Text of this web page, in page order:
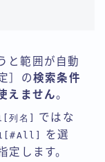
と範囲が自動
］の検索条件
えません。
列名]
ではな
を選
定します。